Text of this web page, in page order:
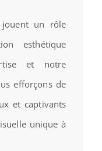
jouent un rôle
esthétique
et notre
efforçons de
et captivants
unique à